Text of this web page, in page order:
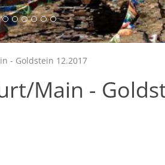
- Goldstein 12.2017
Main -